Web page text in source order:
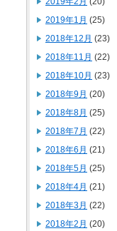
2019年1月 (25)
2018年12月 (23)
2018年11月 (22)
2018年10月 (23)
2018年9月 (20)
2018年8月 (25)
2018年7月 (22)
2018年6月 (21)
2018年5月 (25)
2018年4月 (21)
2018年3月 (22)
2018年2月 (20)